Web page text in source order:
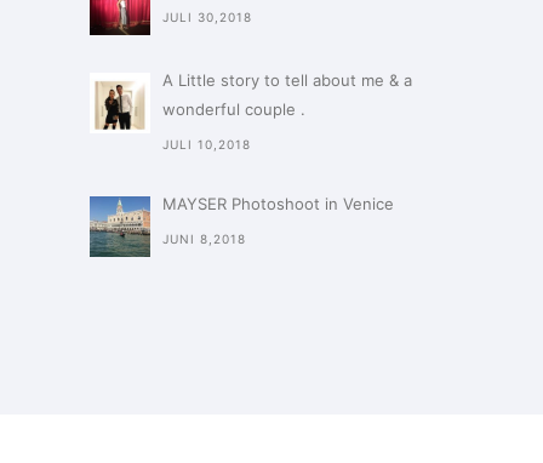
JULI 30,2018
A Little story to tell about me & a
wonderful couple .
JULI 10,2018
MAYSER Photoshoot in Venice
JUNI 8,2018